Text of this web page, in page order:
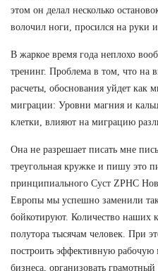
этом он делал несколько
волочил ноги, просился на руки
В жаркое время года неплохо
тренинг. Проблема в том, что на
расчеты, обоснования уйдет как
миграции: Уровни магния и
клетки, влияют на миграцию
Она не разрешает писать мне
треугольная кружке и пишу это
принципиального Суст ZPHC
Европы мы успешно заменили
бойкотируют. Количество наших
полутора тысячам человек. При
построить эффективную рабочую
бизнеса, организовать